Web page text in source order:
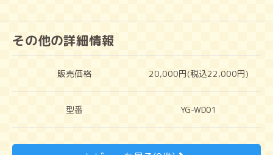
その他の詳細情報
販売価格 20,000円(税込22,000円)
型番 YG-WD01